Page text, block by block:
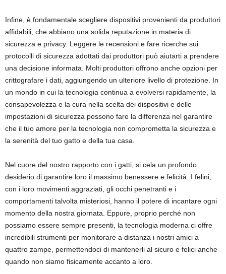
Infine, è fondamentale scegliere dispositivi provenienti da produttori
affidabili, che abbiano una solida reputazione in materia di
sicurezza e privacy. Leggere le recensioni e fare ricerche sui
protocolli di sicurezza adottati dai produttori può aiutarti a prendere
una decisione informata. Molti produttori offrono anche opzioni per
crittografare i dati, aggiungendo un ulteriore livello di protezione. In
un mondo in cui la tecnologia continua a evolversi rapidamente, la
consapevolezza e la cura nella scelta dei dispositivi e delle
impostazioni di sicurezza possono fare la differenza nel garantire
che il tuo amore per la tecnologia non comprometta la sicurezza e
la serenità del tuo gatto e della tua casa.
Nel cuore del nostro rapporto con i gatti, si cela un profondo
desiderio di garantire loro il massimo benessere e felicità. I felini,
con i loro movimenti aggraziati, gli occhi penetranti e i
comportamenti talvolta misteriosi, hanno il potere di incantare ogni
momento della nostra giornata. Eppure, proprio perché non
possiamo essere sempre presenti, la tecnologia moderna ci offre
incredibili strumenti per monitorare a distanza i nostri amici a
quattro zampe, permettendoci di mantenerli al sicuro e felici anche
quando non siamo fisicamente accanto a loro.